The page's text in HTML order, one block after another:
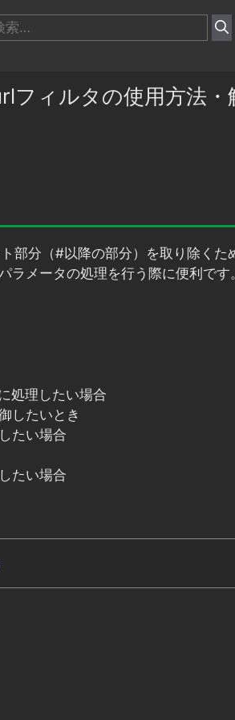
フィルタの使用方法・
部分（#以降の部分）を取り除くた
ラメータの処理を行う際に便利です
処理したい場合
したいとき
たい場合
たい場合